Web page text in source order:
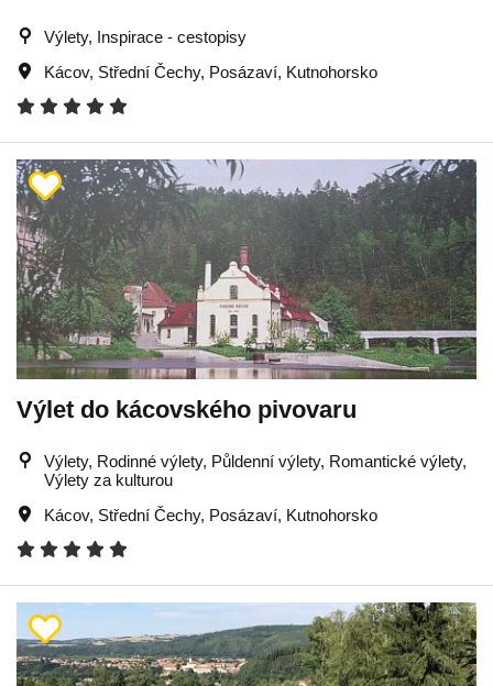
Výlety, Inspirace - cestopisy
Kácov, Střední Čechy, Posázaví, Kutnohorsko
Výlet do kácovského pivovaru
Výlety, Rodinné výlety, Půldenní výlety, Romantické výlety,
Výlety za kulturou
Kácov, Střední Čechy, Posázaví, Kutnohorsko